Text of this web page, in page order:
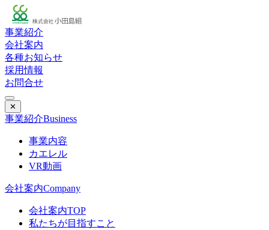
事業紹介
会社案内
各種お知らせ
採用情報
お問合せ
✕
事業紹介Business
事業内容
カエレル
VR動画
会社案内Company
会社案内TOP
私たちが目指すこと